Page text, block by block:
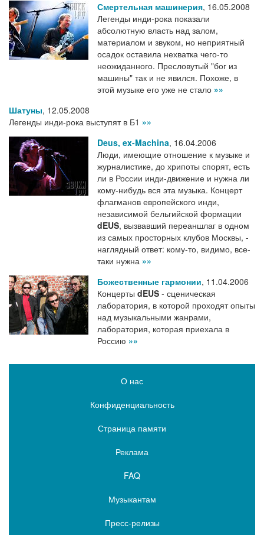
Смертельная машинерия, 16.05.2008
Легенды инди-рока показали
абсолютную власть над залом,
материалом и звуком, но неприятный
осадок оставила нехватка чего-то
неожиданного. Пресловутый "бог из
машины" так и не явился. Похоже, в
этой музыке его уже не стало »»
Шатуны, 12.05.2008
Легенды инди-рока выступят в Б1 »»
Deus, ex-Machina, 16.04.2006
Люди, имеющие отношение к музыке и
журналистике, до хрипоты спорят, есть
ли в России инди-движение и нужна ли
кому-нибудь вся эта музыка. Концерт
флагманов европейского инди,
независимой бельгийской формации
dEUS, вызвавший переаншлаг в одном
из самых просторных клубов Москвы, -
наглядный ответ: кому-то, видимо, все-
таки нужна »»
Божественные гармонии, 11.04.2006
Концерты dEUS - сценическая
лаборатория, в которой проходят опыты
над музыкальными жанрами,
лаборатория, которая приехала в
Россию »»
О нас
Конфиденциальность
Страница памяти
Реклама
FAQ
Музыкантам
Пресс-релизы